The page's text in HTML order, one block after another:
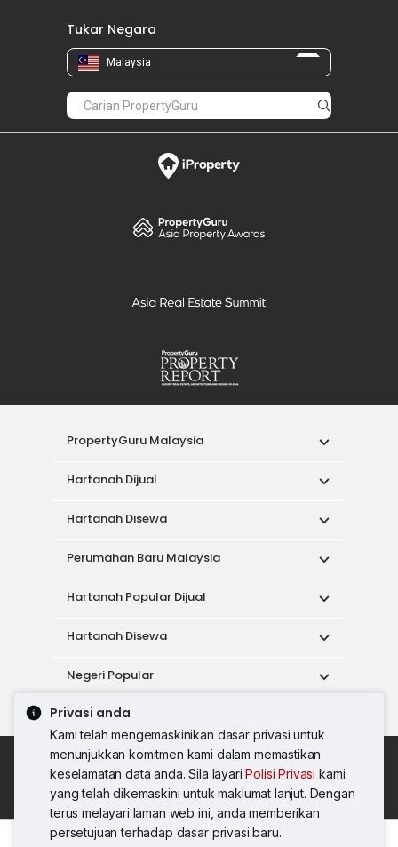
Privasi anda
Kami telah mengemaskinikan dasar privasi untuk
menunjukkan komitmen kami dalam memastikan
keselamatan data anda. Sila layariPolisi Privasi kami
yang telah dikemaskini untuk maklumat lanjut. Dengan
terus melayari laman web ini, anda memberikan
persetujuan terhadap dasar privasi baru.
Tukar Negara
Malaysia
PropertyGuru Malaysia
Hartanah Dijual
Hartanah Disewa
Perumahan Baru Malaysia
Hartanah Popular Dijual
Hartanah Disewa
Negeri Popular
Alat
Dasar Penggunaan
Syarat Perkhidmatan
Dasar Privasi
Syarat Pembelian
© 2026 PropertyGuru International (Malaysia)
Sdn. Bhd.